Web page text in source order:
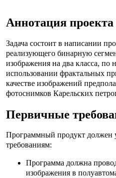
Аннотация проекта
Задача состоит в написании
реализующего бинарную
изображения на два класса, по
использовании фрактальных
качестве изображений
фотоснимков Карельских
Первичные
Программный продукт должен
требованиям:
Программа должна
изображения в